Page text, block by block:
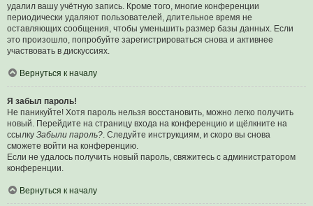
удалил вашу учётную запись. Кроме того, многие конференции
периодически удаляют пользователей, длительное время не
оставляющих сообщения, чтобы уменьшить размер базы данных. Если
это произошло, попробуйте зарегистрироваться снова и активнее
участвовать в дискуссиях.
Вернуться к началу
Я забыл пароль!
Не паникуйте! Хотя пароль нельзя восстановить, можно легко получить
новый. Перейдите на страницу входа на конференцию и щёлкните на
ссылку Забыли пароль?. Следуйте инструкциям, и скоро вы снова
сможете войти на конференцию.
Если не удалось получить новый пароль, свяжитесь с администратором
конференции.
Вернуться к началу